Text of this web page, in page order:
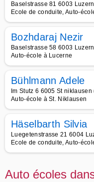
Baselstrasse 81 6003
Ecole de conduite, Auto-
Bozhdaraj Nezir
Baselstrasse 58 6003
Auto-école à Lucerne
Bühlmann Adele
Im Stutz 6 6005 St
Auto-école à St. Niklausen
Häselbarth Silvia
Luegetenstrasse 21 6004
Ecole de conduite, Auto-
Auto écoles